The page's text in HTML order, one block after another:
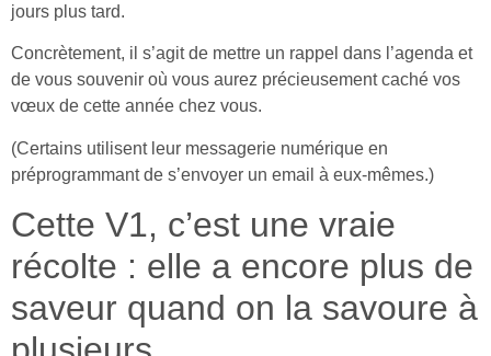
jours plus tard.
Concrètement, il s’agit de mettre un rappel dans l’agenda et
de vous souvenir où vous aurez précieusement caché vos
vœux de cette année chez vous.
(Certains utilisent leur messagerie numérique en
préprogrammant de s’envoyer un email à eux-mêmes.)
Cette V1, c’est une vraie
récolte : elle a encore plus de
saveur quand on la savoure à